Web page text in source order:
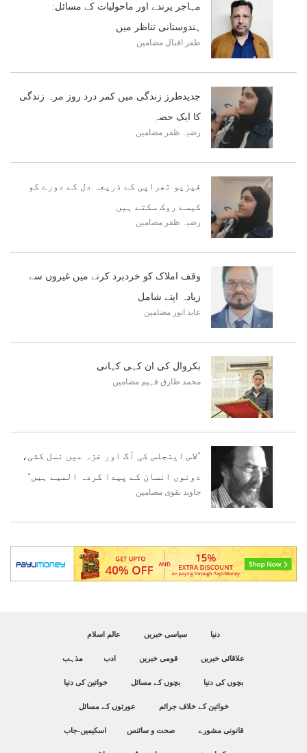
مہاجر پرندے اور ماحولیات کے مسائل:
ہندوستانی تناظر میں
ظفر اقبال مضامین
جدیدطرز زندگی میں کمر درد روز مرہ زندگی
کا ایک حصہ
رضیہ ظفر مضامین
فیزیو تھراپی کے ذریعہ دل کے دورے کو
کیسے روک سکتے ہیں
رضیہ ظفر مضامین
وقف املاک کو خردبرد کرنے میں غیروں سے
زیادہ اپنے شامل
عابد انور مضامین
بکروال کی ان کہی کہانی
محمد طارق فہیم مضامین
’لاس اینجلس کی آگ اور غزہ میں نسل کشی،
دونوں انسان کے پیدا کردہ المیے ہیں‘
جاوید نقوی مضامین
دنیا سیاسی خبریں عالم اسلام
علاقائی خبریں قومی خبریں ادب مذہب
بچوں کی دنیا بچوں کے مسائل خواتین کی دنیا
خواتین کے خلاف جرائم عورتوں کے مسائل
قانونی مشورے صحت و سائنس اسکیمیں-جاب